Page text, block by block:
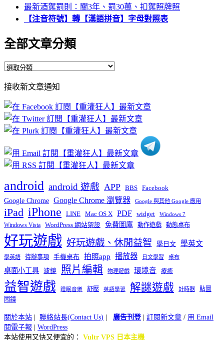
最新酒駕罰則：關3年、罰30萬、扣駕照牌照
【注音符號】轉【漢語拼音】字母對照表
全部文章分類
全
文
章
分
類
接收新文章通知
android android 遊戲 APP BBS Facebook
Google Chrome Google Chrome 瀏覽器 Google 與其他 Google 應用
iPad iPhone LINE Mac OS X PDF widget Windows 7
Windows Vista WordPress 網站架設 免費圖庫 動作遊戲 動態桌布
好玩遊戲 好玩遊戲、休閒益智 學日文 學英文
學英語 待辦事項 手機桌布 拍照app 播放器 日文學習 桌布
桌面小工具 濾鏡 照片編輯 物理遊戲 環境音 療癒
益智遊戲 睡眠音樂 舒壓 英語學習 解謎遊戲 計時器
貼圖
鬧鐘
關於本站 聯絡站長(Contact Us) 廣告刊登| 訂閱新文章 / 用 Email
閱電子報
WordPress
本站使用又快又便宜的： Vultr VPS 日本主機